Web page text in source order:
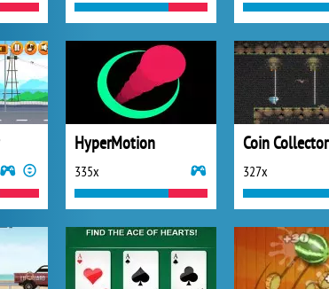
HyperMotion
335x
Coin Collector
327x